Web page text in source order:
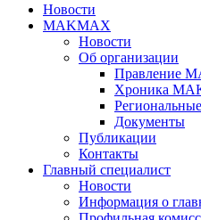
Новости
MAKMAX
Новости
Об организации
Правление
Хроника
Документы
Публикации
Контакты
Главный специалист
Новости
Информация о